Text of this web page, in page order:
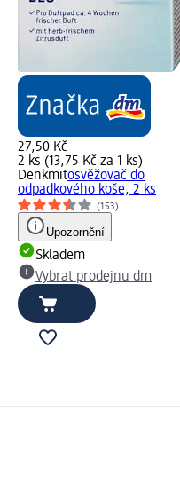
27,50 Kč
2 ks (13,75 Kč za 1 ks)
Denkmitosvěžovač do
odpadkového koše, 2 ks
(153)
Upozornění
Skladem
Vybrat prodejnu dm